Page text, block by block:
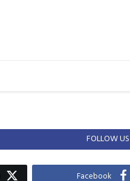
FOLLOW US
Facebook